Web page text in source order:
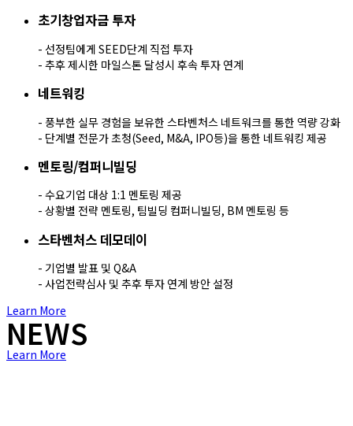
초기창업자금 투자
- 선정팀에게 SEED단계 직접 투자
- 추후 제시한 마일스톤 달성시 후속 투자 연계
네트워킹
- 풍부한 실무 경험을 보유한 스타벤처스 네트워크를 통한 역량 강화
- 단계별 전문가 초청(Seed, M&A, IPO등)을 통한 네트워킹 제공
멘토링/컴퍼니빌딩
- 수요기업 대상 1:1 멘토링 제공
- 상황별 전략 멘토링, 팀빌딩 컴퍼니빌딩, BM 멘토링 등
스타벤처스 데모데이
- 기업별 발표 및 Q&A
- 사업전략심사 및 추후 투자 연계 방안 설정
Learn More
NEWS
Learn More